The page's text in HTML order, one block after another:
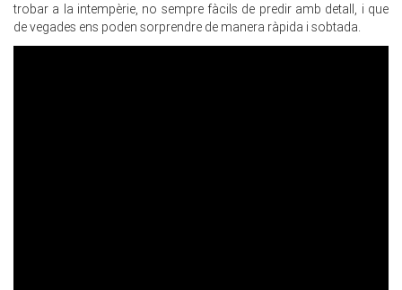
trobar a la intempèrie, no sempre fàcils de predir amb detall, i que
de vegades ens poden sorprendre de manera ràpida i sobtada.